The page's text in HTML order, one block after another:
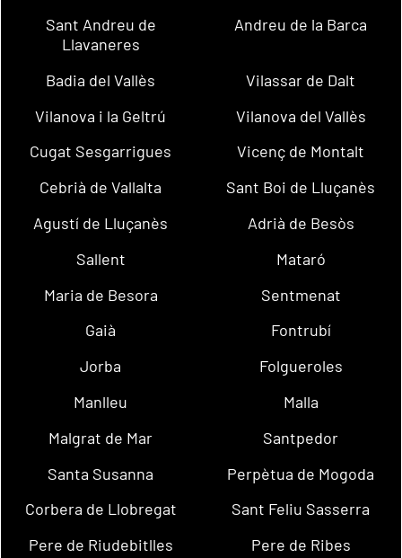
Sant Andreu de
Llavaneres
Andreu de la Barca
Badia del Vallès
Vilassar de Dalt
Vilanova i la Geltrú
Vilanova del Vallès
Cugat Sesgarrigues
Vicenç de Montalt
Cebrià de Vallalta
Sant Boi de Lluçanès
Agustí de Lluçanès
Adrià de Besòs
Sallent
Mataró
Maria de Besora
Sentmenat
Gaià
Fontrubí
Jorba
Folgueroles
Manlleu
Malla
Malgrat de Mar
Santpedor
Santa Susanna
Perpètua de Mogoda
Corbera de Llobregat
Sant Feliu Sasserra
Pere de Riudebitlles
Pere de Ribes